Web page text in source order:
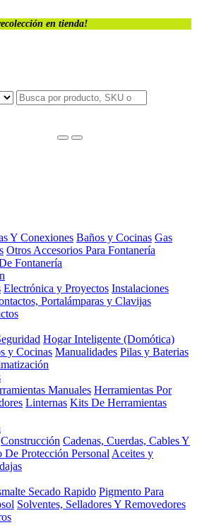
en tienda!
Y Conexiones Baños y Cocinas Gas
Otros Accesorios Para Fontanería
Fontanería
Electrónica y Proyectos Instalaciones
Portalámparas y Clavijas
Hogar Inteligente (Domótica)
y Cocinas Manualidades Pilas y Baterias
Manuales Herramientas Por
Linternas Kits De Herramientas
Construcción Cadenas, Cuerdas, Cables Y
De Protección Personal Aceites y
Secado Rapido Pigmento Para
Solventes, Selladores Y Removedores